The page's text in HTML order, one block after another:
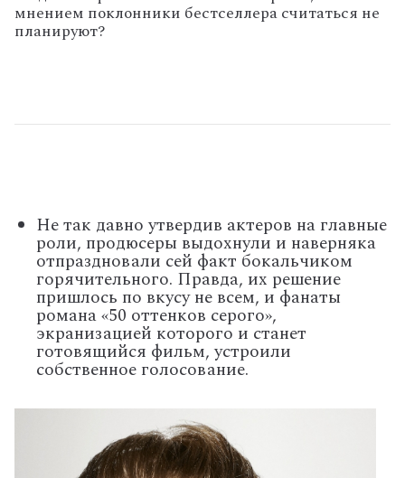
мнением поклонники бестселлера считаться не
планируют?
Не так давно утвердив актеров на главные
роли, продюсеры выдохнули и наверняка
отпраздновали сей факт бокальчиком
горячительного. Правда, их решение
пришлось по вкусу не всем, и фанаты
романа «50 оттенков серого»,
экранизацией которого и станет
готовящийся фильм, устроили
собственное голосование.